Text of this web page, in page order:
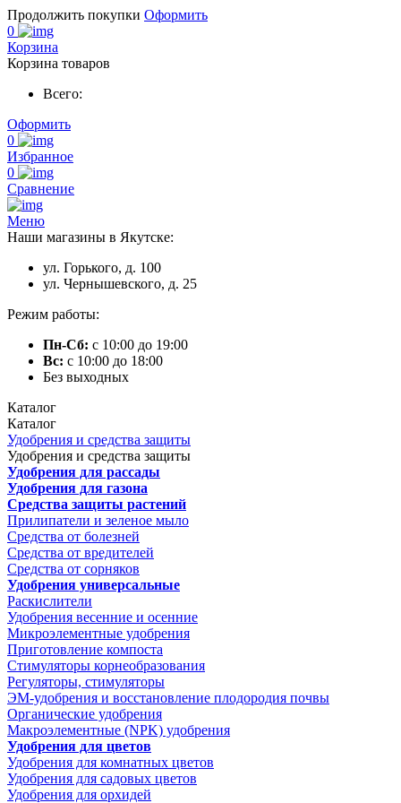
Продолжить покупки Оформить
0
Корзина
Корзина товаров
Всего:
Оформить
0
Избранное
0
Сравнение
Меню
Наши магазины в Якутске:
ул. Горького, д. 100
ул. Чернышевского, д. 25
Режим работы:
Пн-Сб: с 10:00 до 19:00
Вс: с 10:00 до 18:00
Без выходных
Каталог
Каталог
Удобрения и средства защиты
Удобрения и средства защиты
Удобрения для рассады
Удобрения для газона
Средства защиты растений
Прилипатели и зеленое мыло
Средства от болезней
Средства от вредителей
Средства от сорняков
Удобрения универсальные
Раскислители
Удобрения весенние и осенние
Микроэлементные удобрения
Приготовление компоста
Стимуляторы корнеобразования
Регуляторы, стимуляторы
ЭМ-удобрения и восстановление плодородия почвы
Органические удобрения
Макроэлементные (NPK) удобрения
Удобрения для цветов
Удобрения для комнатных цветов
Удобрения для садовых цветов
Удобрения для орхидей